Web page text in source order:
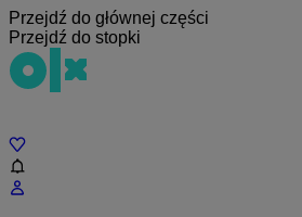
Przejdź do głównej części
Przejdź do stopki